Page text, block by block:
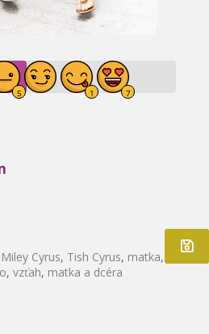
Miley Cyrus, Tish Cyrus, matka,
, vzťah, matka a dcéra